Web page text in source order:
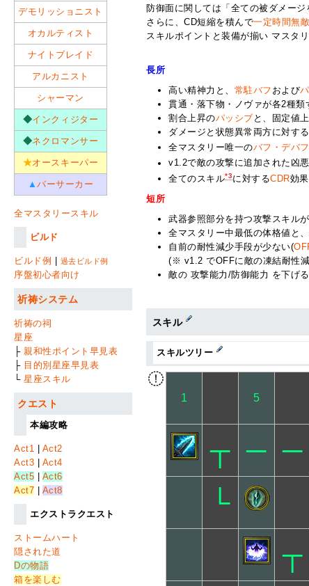
防御面に関しては「全ての被ダメー
さらに、CD短縮を積んで一定時間無
スキルポイントと装備が揃い マスタ
長所
高い精神力と、 常駐バフ および
貫通・落下物・ノヴァが各2種
割合上昇のパッシブ と、固定値
ダメージと状態異常両方に対す
全マスタリー唯一のバフ・デバ
v1.2で敵の攻撃に追加された凶
全てのスキル*3に対するCDR効
短所
武器参照部分を持つ攻撃スキル
全マスタリー中最低の体格値と
自前の耐性減少手段が少ない(
(※ v1.2 でOFFに敵の凍結耐性
敵の 攻撃能力/防御能力 を下げ
スキル
スキルツリー
1 5
┬ ─ ─
└
┬
デモリッショニスト
オカルティスト
ナイトブレイド
アルカニスト
シャーマン
◆インクィジター
◆ネクロマンサー
★オースキーパー
▲バーサーカー
全マスタリースキル
ビルド
ビルド例 過去ビルド例
序盤初心者向け
祈祷システム
祈祷の祠
星座
├親和性ポイント早見表
├ 目的別星座早見表
└星座スキル
クエスト
本編攻略
Act1
Act2
Act3
Act4
Act5
Act6
Act7
Act8
エクストラクエスト
ストームハート
隠された道
Dの物語
箱を楽しむ